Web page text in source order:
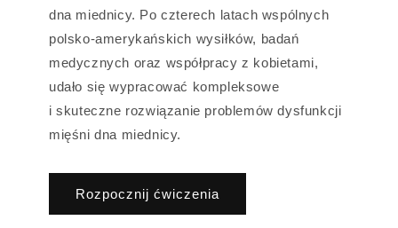
dna miednicy. Po czterech latach wspólnych
polsko-amerykańskich wysiłków, badań
medycznych oraz współpracy z kobietami,
udało się wypracować kompleksowe
i skuteczne rozwiązanie problemów dysfunkcji
mięśni dna miednicy.
Rozpocznij ćwiczenia